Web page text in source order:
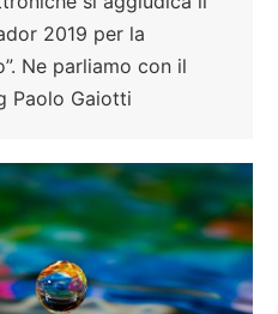
2019 per la
Ne parliamo con il
Paolo Gaiotti